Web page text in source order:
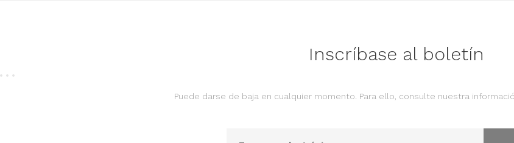
Inscríbase al boletín
Puede darse de baja en cualquier momento. Para ello, consulte nuestra